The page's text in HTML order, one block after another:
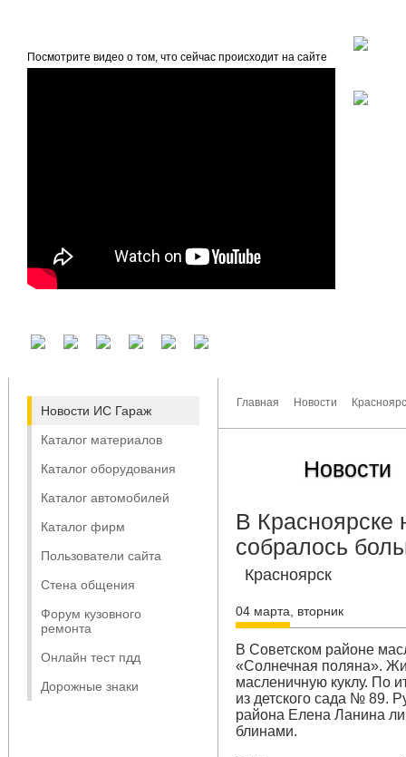
Посмотрите видео о том, что сейчас происходит на сайте
Новости ИС Гараж
Каталог материалов
Каталог оборудования
Каталог автомобилей
Каталог фирм
Пользователи сайта
Стена общения
Форум кузовного
ремонта
Онлайн тест пдд
Дорожные знаки
Главная Новости
Новости
В Красноярске
собралось
Красноярск
04 марта, вторник
В Советском районе
«Солнечная поляна».
масленичную куклу. По
из детского сада № 89.
района Елена Ланина
блинами.